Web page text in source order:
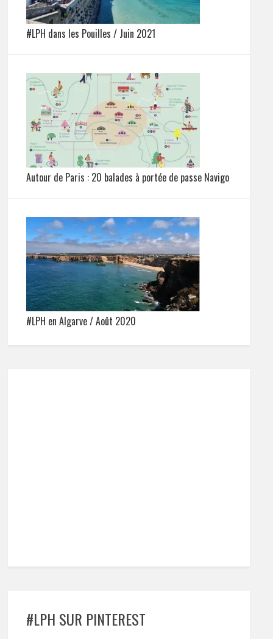
#LPH dans les Pouilles / Juin 2021
Autour de Paris : 20 balades à portée de passe Navigo
#LPH en Algarve / Août 2020
#LPH SUR PINTEREST